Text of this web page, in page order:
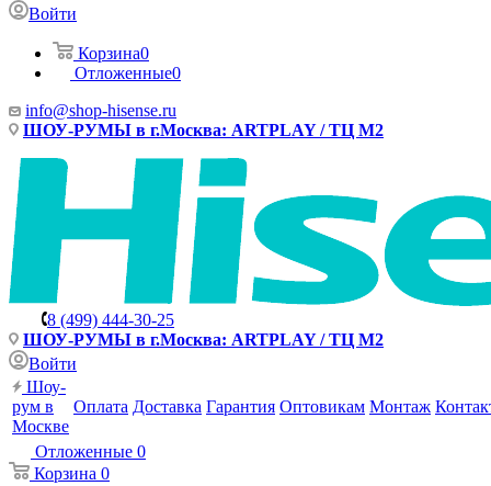
Войти
Корзина0
Отложенные0
info@shop-hisense.ru
ШОУ-РУМЫ в г.Москва: ARTPLAY / ТЦ М2
8 (499) 444-30-25
ШОУ-РУМЫ в г.Москва: ARTPLAY / ТЦ М2
Войти
Шоу-
рум в
Москве
Оплата Доставка Гарантия Оптовикам Монтаж
Отложенные 0
Корзина 0